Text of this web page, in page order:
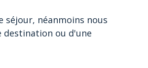
néanmoins nous
destination ou d'une